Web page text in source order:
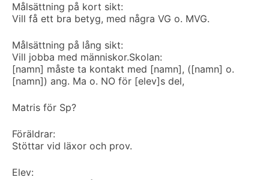
Målsättning på kort sikt:
Vill få ett bra betyg, med några VG o. MVG.
Målsättning på lång sikt:
Vill jobba med människor.Skolan:
[namn] måste ta kontakt med [namn], ([namn] o.
[namn]) ang. Ma o. NO för [elev]s del,
Matris för Sp?
Föräldrar:
Stöttar vid läxor och prov.
Elev: